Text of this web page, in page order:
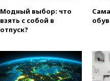
Модный выбор: что
взять с собой в
отпуск?